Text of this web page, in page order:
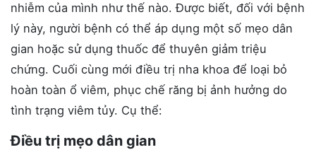
nhiễm của mình như thế nào. Được biết, đối với bệnh
lý này, người bệnh có thể áp dụng một số mẹo dân
gian hoặc sử dụng thuốc để thuyên giảm triệu
chứng. Cuối cùng mới điều trị nha khoa để loại bỏ
hoàn toàn ổ viêm, phục chế răng bị ảnh hưởng do
tình trạng viêm tủy. Cụ thể:
Điều trị mẹo dân gian